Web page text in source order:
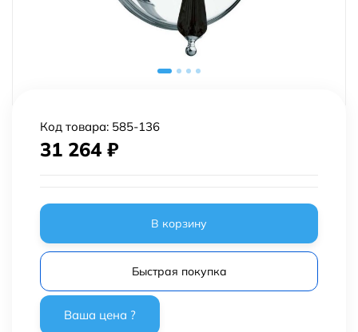
Код товара: 585-136
31 264 ₽
В корзину
Быстрая покупка